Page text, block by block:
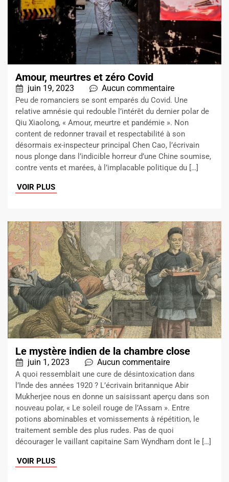
Amour, meurtres et zéro Covid
juin 19, 2023 Aucun commentaire
Peu de romanciers se sont emparés du Covid. Une
relative amnésie qui redouble l’intérêt du dernier polar de
Qiu Xiaolong, « Amour, meurtre et pandémie ». Non
content de redonner travail et respectabilité à son
désormais ex-inspecteur principal Chen Cao, l’écrivain
nous plonge dans l’indicible horreur d’une Chine soumise,
contre vents et marées, à l’implacable politique du […]
VOIR PLUS
Le mystère indien de la chambre close
juin 1, 2023 Aucun commentaire
A quoi ressemblait une cure de désintoxication dans
l’Inde des années 1920 ? L’écrivain britannique Abir
Mukherjee nous en donne un saisissant aperçu dans son
nouveau polar, « Le soleil rouge de l’Assam ». Entre
potions abominables et vomissements à répétition, le
traitement semble des plus rudes. Pas de quoi
décourager le vaillant capitaine Sam Wyndham dont le […]
VOIR PLUS